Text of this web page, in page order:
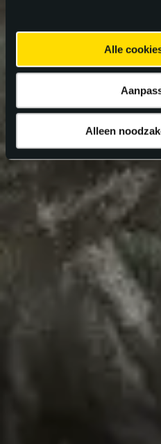
Alle
Alleen